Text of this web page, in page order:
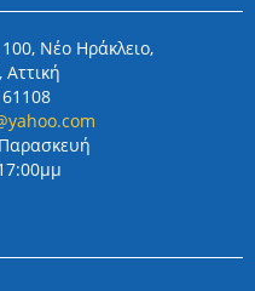
Νέο Ηράκλειο,